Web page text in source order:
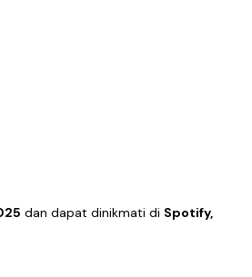
dan dapat dinikmati di Spotify,